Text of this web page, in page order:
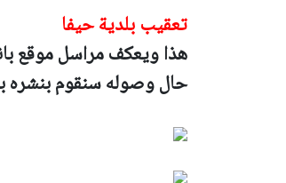
تعقيب بلدية حيفا
هذا ويعكف مراسل موقع
حال وصوله سنقوم بنشره